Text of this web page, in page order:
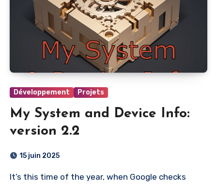
Développement Projets
My System and Device Info:
version 2.2
15 juin 2025
It’s this time of the year, when Google checks